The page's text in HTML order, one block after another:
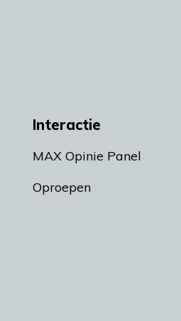
Interactie
MAX Opinie Panel
Oproepen